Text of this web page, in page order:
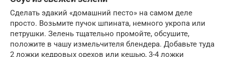
Сделать эдакий «домашний песто» на самом деле
просто. Возьмите пучок шпината, немного укропа или
петрушки. Зелень тщательно промойте, обсушите,
положите в чашу измельчителя блендера. Добавьте туда
2 ложки кедровых орехов или кешью, 3-4 ложки